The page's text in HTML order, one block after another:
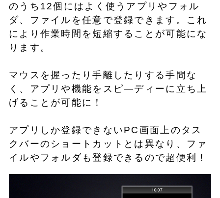
のうち12個にはよく使うアプリやフォル
ダ、ファイルを任意で登録できます。これ
により作業時間を短縮することが可能にな
ります。
マウスを握ったり手離したりする手間な
く、アプリや機能をスピ―ディーに立ち上
げることが可能に！
アプリしか登録できないPC画面上のタス
クバーのショートカットとは異なり、ファ
イルやフォルダも登録できるので超便利！